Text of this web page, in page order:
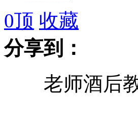
日韩专家预测朝鲜2013年年中核
0顶 收藏
分享到：
老师酒后教